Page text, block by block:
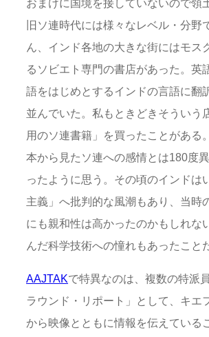
旧ソ連時代には様々なレベル・分野
ん、インド各地の大きな街にはモス
るソビエト専門の書店があった。英
語をはじめとするインドの言語に翻
並んでいた。私もときどきそういう
用のソ連書籍」を買ったことがある
本から見たソ連への感情とは180度
ったように思う。その頃のインドは
主義」へ批判的な風潮もあり、当時
にも親和性は高かったのかもしれな
んだ科学技術への憧れもあったこと
AAJTAKで特異なのは、複数の特派
ラウンド・リポート」として、キエ
から映像とともに情報を伝えている